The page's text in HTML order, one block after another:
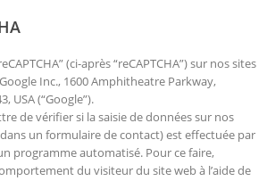
(ci-après “reCAPTCHA”) sur nos sites
Inc., 1600 Amphitheatre Parkway,
USA (“Google”).
de vérifier si la saisie de données sur nos
un formulaire de contact) est effectuée par
programme automatisé. Pour ce faire,
du visiteur du site web à l’aide de